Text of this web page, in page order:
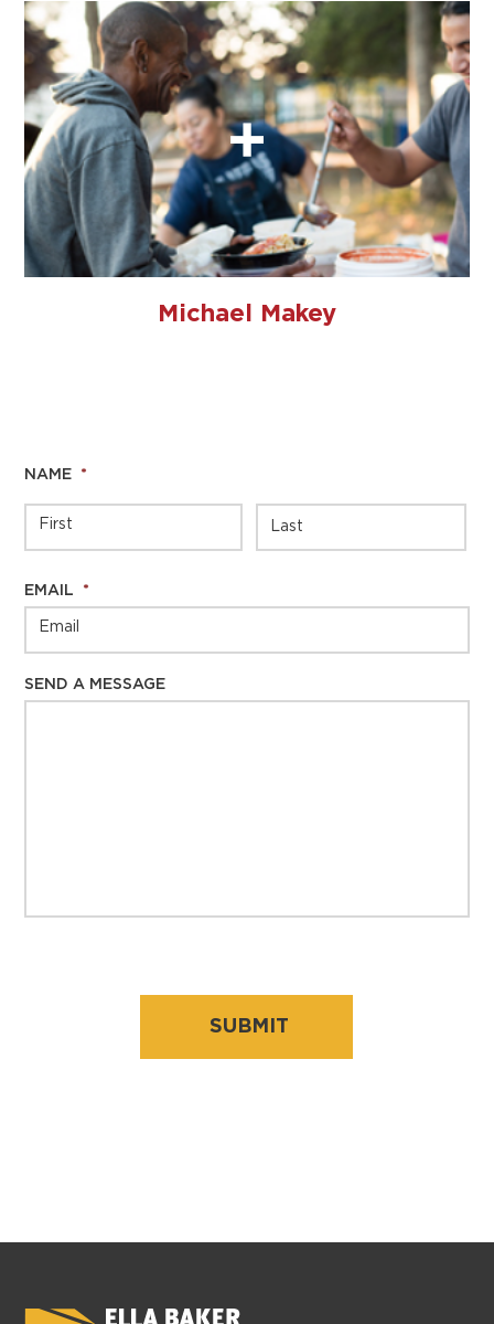
Michael Makey
NAME *
EMAIL *
SEND A MESSAGE